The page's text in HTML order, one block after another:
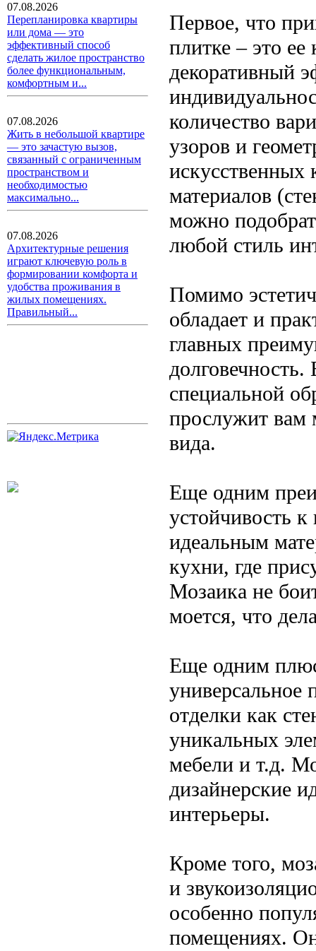
07.08.2026
Перепланировка квартиры
или дома — это
эффективный способ
сделать жилое пространство
более функциональным,
комфортным и...
07.08.2026
Жить в небольшой квартире
— это зачастую вызов,
связанный с ограниченным
пространством и
необходимостью
максимально...
07.08.2026
Архитектурные решения
играют ключевую роль в
формировании комфорта и
удобства проживания в
жилых помещениях.
Правильный...
Первое, что
плитке – это
декоративный
количество
узоров и
искусственных
материалов
можно
любой стиль
Помимо
обладает и
главных
специальной
прослужит вам
вида.
Еще одним
устойчивость к
идеальным
кухни, где
Мозаика не
моется, что
Еще одним
универсальное
отделки как
уникальных
мебели и т.д.
дизайнерские
интерьеры.
Кроме того,
и
особенно
помещениях.